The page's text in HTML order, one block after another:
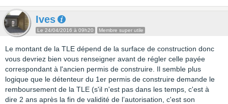
Ives
Le 24/04/2016 à 09h20 Membre super utile
Le montant de la TLE dépend de la surface de construction donc
vous devriez bien vous renseigner avant de régler celle payée
correspondant à l'ancien permis de construire. Il semble plus
logique que le détenteur du 1er permis de construire demande le
remboursement de la TLE (s'il n'est pas dans les temps, c'est à
dire 2 ans après la fin de validité de l’autorisation, c'est son